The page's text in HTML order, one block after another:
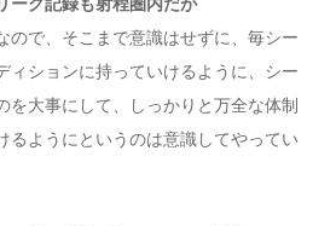
ので、そこまで意識はせずに、毎シー
ィションに持っていけるように、シー
を大事にして、しっかりと万全な体制
るようにというのは意識してやってい